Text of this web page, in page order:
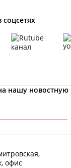
нашу новостную
офис